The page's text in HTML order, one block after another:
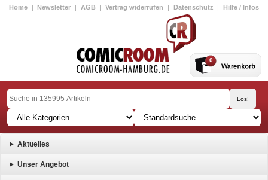
Home | Newsletter | AGB | Vertrag widerrufen | Datenschutz | Hilfe / Infos
0
Aktuelles
Unser Angebot